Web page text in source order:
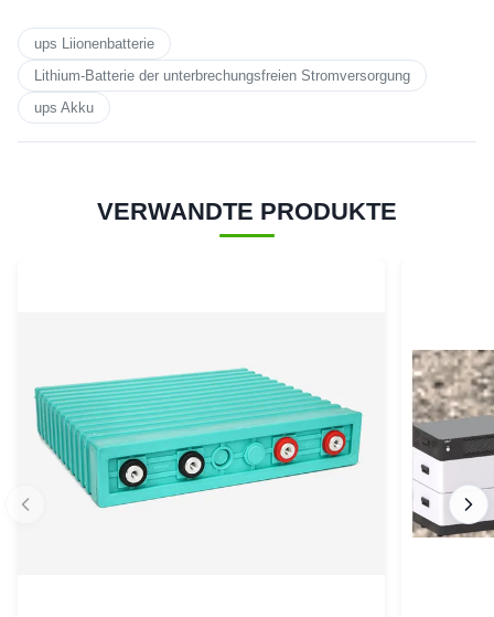
ups Liionenbatterie
Lithium-Batterie der unterbrechungsfreien Stromversorgung
ups Akku
VERWANDTE PRODUKTE